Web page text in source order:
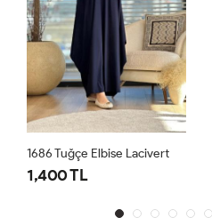
1686 Tuğçe Elbise Lacivert
1,400 TL